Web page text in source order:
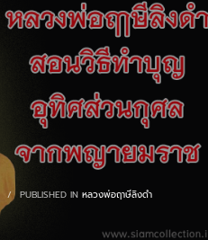
/ PUBLISHED IN หลวงพ่อฤาษีลิงดำ